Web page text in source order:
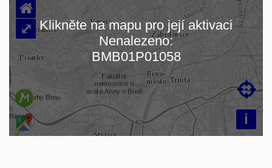
Načítám mapu…
i

⌂
⤢ Klikněte na mapu pro její aktivaci
Nenalezeno:
BMB01P01058